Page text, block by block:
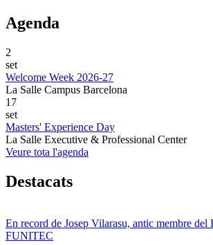
Agenda
2
set
Welcome Week 2026-27
La Salle Campus Barcelona
17
set
Masters' Experience Day
La Salle Executive & Professional Center
Veure tota l'agenda
Destacats
En record de Josep Vilarasu, antic membre del
FUNITEC